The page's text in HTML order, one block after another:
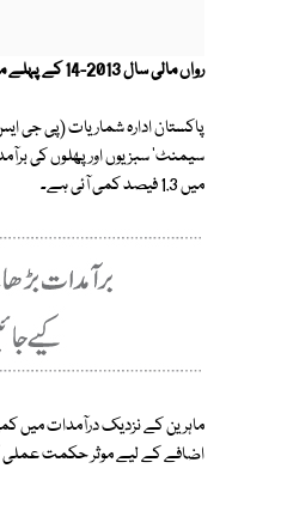
رواں مالی سال 2013-14 کے پہلے ماہ کے دوران برآمدات میں 9.28 فیصد اضافہ ہوگیا۔
سیمنٹ' سبزیوں اورپھلوں کی
میں 1.3 فیصد کمی آئی ہے۔
ماہرین کے نزدیک درآمدات میں
اضافے کے لیے موثر حکمت عملی